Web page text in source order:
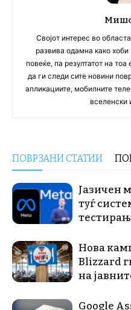
Својот интерес во
развива одамна како
повеќе, па резултатот на тоа
да ги следи сите новини
апликациите, мобилните
ПОВРЗАНИ СТАТИИ
Јазичен
туѓ
Нова
Blizzard
на
Google